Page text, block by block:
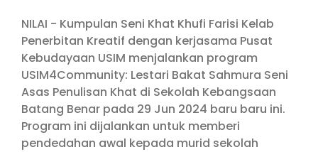
NILAI - Kumpulan Seni Khat Khufi Farisi Kelab
Penerbitan Kreatif dengan kerjasama Pusat
Kebudayaan USIM menjalankan program
USIM4Community: Lestari Bakat Sahmura Seni
Asas Penulisan Khat di Sekolah Kebangsaan
Batang Benar pada 29 Jun 2024 baru baru ini.
Program ini dijalankan untuk memberi
pendedahan awal kepada murid sekolah